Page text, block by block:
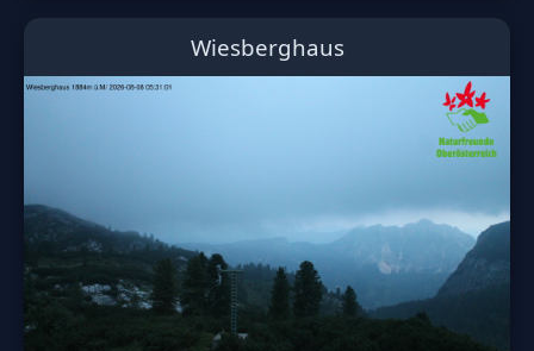
Wiesberghaus